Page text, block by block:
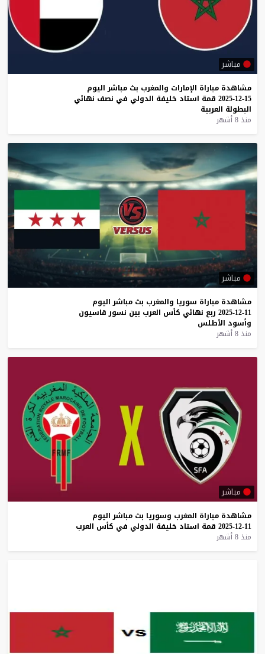
مباشر
مشاهدة مباراة الإمارات والمغرب بث مباشر اليوم
15-12-2025
قمة استاد خليفة الدولي في نصف نهائي
البطولة العربية
منذ 8 أشهر
مباشر
مشاهدة مباراة سوريا والمغرب بث مباشر اليوم
11-12-2025
ربع نهائي كأس العرب بين نسور قاسيون
وأسود الأطلس
منذ 8 أشهر
مباشر
مشاهدة مباراة المغرب وسوريا بث مباشر اليوم
11-12-2025
قمة استاد خليفة الدولي في كأس العرب
منذ 8 أشهر